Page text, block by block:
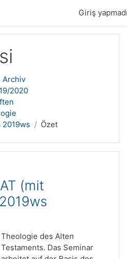
Giriş
Archiv
2020
Özet
(mit
Theologie des Alten
Testaments. Das Seminar